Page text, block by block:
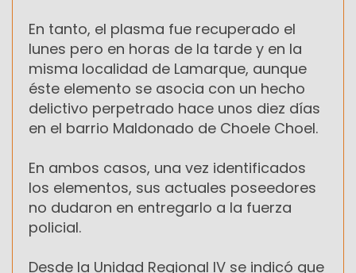
En tanto, el plasma fue recuperado el
lunes pero en horas de la tarde y en la
misma localidad de Lamarque, aunque
éste elemento se asocia con un hecho
delictivo perpetrado hace unos diez días
en el barrio Maldonado de Choele Choel.
En ambos casos, una vez identificados
los elementos, sus actuales poseedores
no dudaron en entregarlo a la fuerza
policial.
Desde la Unidad Regional IV se indicó que